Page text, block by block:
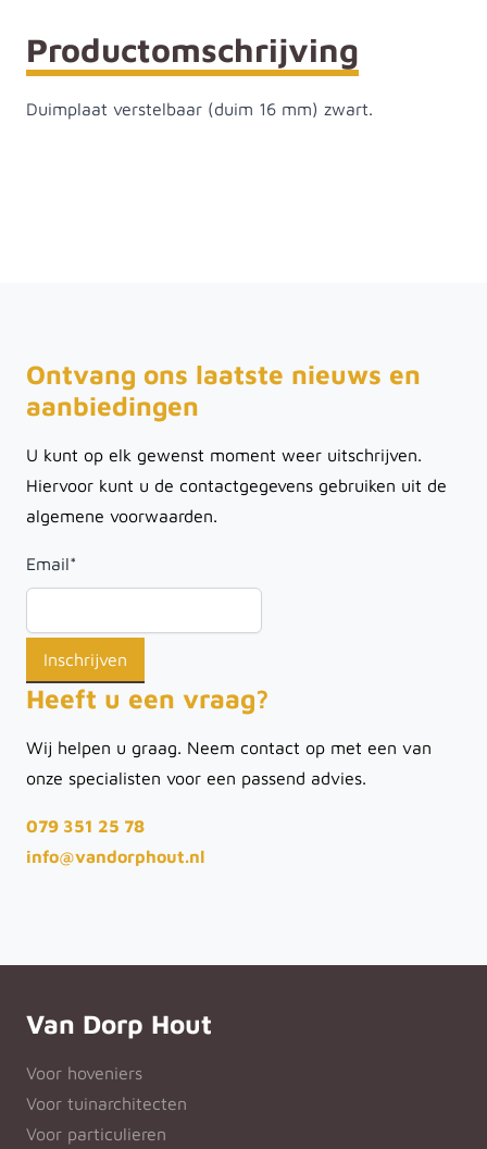
Productomschrijving
Duimplaat verstelbaar (duim 16 mm) zwart.
Ontvang ons laatste nieuws en
aanbiedingen
U kunt op elk gewenst moment weer uitschrijven.
Hiervoor kunt u de contactgegevens gebruiken uit de
algemene voorwaarden.
Email*
Heeft u een vraag?
Wij helpen u graag. Neem contact op met een van
onze specialisten voor een passend advies.
079 351 25 78
info@vandorphout.nl
Van Dorp Hout
Voor hoveniers
Voor tuinarchitecten
Voor particulieren